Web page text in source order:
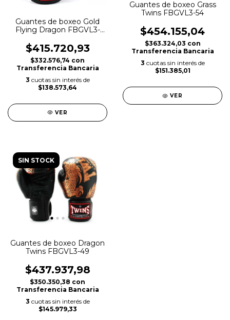
Guantes de boxeo Gold
Flying Dragon FBGVL3-
$415.720,93
$332.576,74 con
Transferencia Bancaria
3 cuotas sin interés de
$138.573,64
VER
Guantes de boxeo Grass
Twins FBGVL3-54
$454.155,04
$363.324,03 con
Transferencia Bancaria
3 cuotas sin interés de
$151.385,01
VER
SIN STOCK
Guantes de boxeo Dragon
Twins FBGVL3-49
$437.937,98
$350.350,38 con
Transferencia Bancaria
3 cuotas sin interés de
$145.979,33